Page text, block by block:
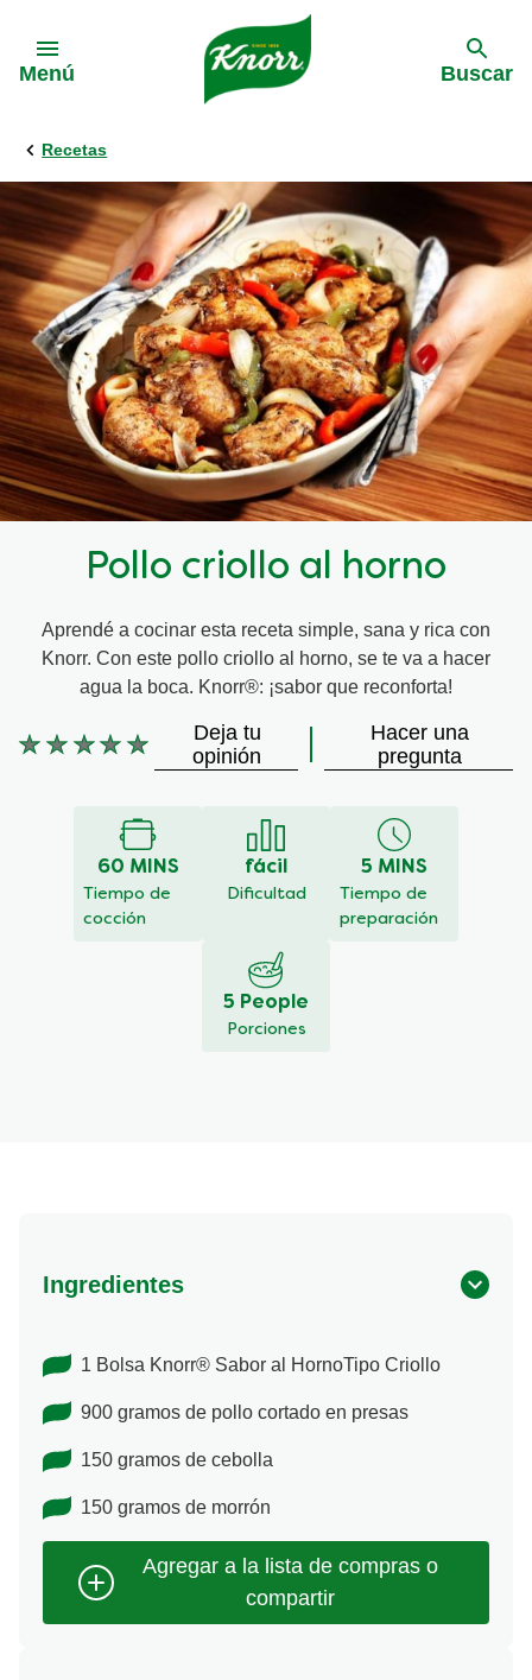
Menú Buscar
Recetas
Pollo criollo al horno
Aprendé a cocinar esta receta simple, sana y rica con
Knorr. Con este pollo criollo al horno, se te va a hacer
agua la boca. Knorr®: ¡sabor que reconforta!
No
calificaciones
Deja tu
opinión
Hacer una
pregunta
60 MINS
Tiempo de
cocción
fácil
Dificultad
5 MINS
Tiempo de
preparación
5 People
Porciones
Ingredientes
1 Bolsa Knorr® Sabor al HornoTipo Criollo
900 gramos de pollo cortado en presas
150 gramos de cebolla
150 gramos de morrón